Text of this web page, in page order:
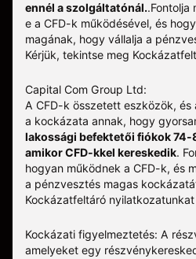
ennél a szolgáltatónál..Fontolja
e a CFD-k működésével, és
magának, hogy vállalja a
Kérjük, tekintse meg
Capital Com Group Ltd:
A CFD-k összetett eszközök,
a kockázata annak, hogy
lakossági befektetői fiókok 74-
amikor CFD-kkel kereskedik.
hogyan működnek a CFD-k, és
a pénzvesztés magas
Kockázatfeltáró nyilatkozatunkat
Kockázati figyelmeztetés: A
amelyeket egy